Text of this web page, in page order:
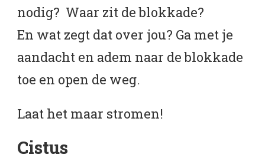
nodig? Waar zit de blokkade?
En wat zegt dat over jou? Ga met je
aandacht en adem naar de blokkade
toe en open de weg.
Laat het maar stromen!
Cistus